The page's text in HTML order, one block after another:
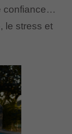
confiance…
le stress et